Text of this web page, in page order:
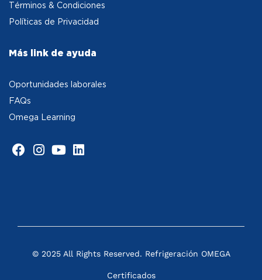
Términos & Condiciones
Políticas de Privacidad
Más link de ayuda
Oportunidades laborales
FAQs
Omega Learning
© 2025 All Rights Reserved. Refrigeración OMEGA
Certificados